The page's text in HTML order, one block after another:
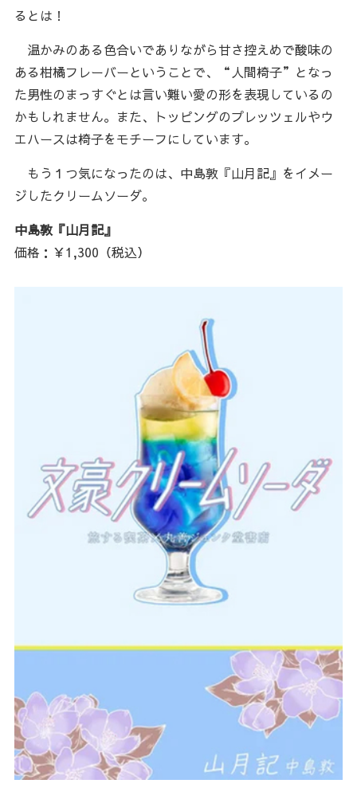
るとは！
温かみのある色合いでありながら甘さ控えめで酸味の
ある柑橘フレーバーということで、“人間椅子”となっ
た男性のまっすぐとは言い難い愛の形を表現しているの
かもしれません。また、トッピングのプレッツェルやウ
エハースは椅子をモチーフにしています。
もう１つ気になったのは、中島敦『山月記』をイメー
ジしたクリームソーダ。
中島敦『山月記』
価格：￥1,300（税込）